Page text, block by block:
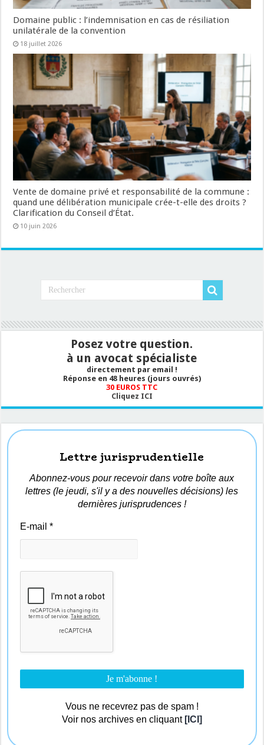
Domaine public : l’indemnisation en cas de résiliation
unilatérale de la convention
18 juillet 2026
Vente de domaine privé et responsabilité de la commune :
quand une délibération municipale crée-t-elle des droits ?
Clarification du Conseil d’État.
10 juin 2026
Posez votre question.
à un avocat spécialiste
directement par email !
Réponse en 48 heures (jours ouvrés)
30 EUROS TTC
Cliquez ICI
Lettre jurisprudentielle
Abonnez-vous pour recevoir dans votre boîte aux
lettres (le jeudi, s'il y a des nouvelles décisions) les
dernières jurisprudences !
E-mail*
Vous ne recevrez pas de spam !
Voir nos archives en cliquant [ICI]